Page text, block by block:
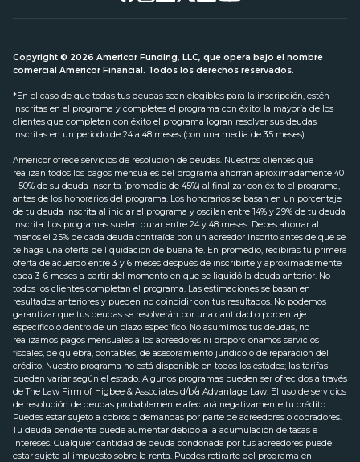
Copyright © 2026 Americor Funding, LLC, que opera bajo el nombre
comercial Americor Financial. Todos los derechos reservados.
*En el caso de que todas tus deudas sean elegibles para la inscripción, estén
inscritas en el programa y completes el programa con éxito: la mayoría de los
clientes que completan con éxito el programa logran resolver sus deudas
inscritas en un periodo de 24 a 48 meses (con una media de 35 meses).
Americor ofrece servicios de resolución de deudas. Nuestros clientes que
realizan todos los pagos mensuales del programa ahorran aproximadamente 40
- 50% de su deuda inscrita (promedio de 45%) al finalizar con éxito el programa,
antes de los honorarios del programa. Los honorarios se basan en un porcentaje
de tu deuda inscrita al iniciar el programa y oscilan entre 14% y 29% de tu deuda
inscrita. Los programas suelen durar entre 24 y 48 meses. Debes ahorrar al
menos el 25% de cada deuda contraída con un acreedor inscrito antes de que se
te haga una oferta de liquidación de buena fe. En promedio, recibirás tu primera
oferta de acuerdo entre 3 y 6 meses después de inscribirte y aproximadamente
cada 3-6 meses a partir del momento en que se liquidó la deuda anterior. No
todos los clientes completan el programa. Las estimaciones se basan en
resultados anteriores y pueden no coincidir con tus resultados. No podemos
garantizar que tus deudas se resolverán por una cantidad o porcentaje
específico o dentro de un plazo específico. No asumimos tus deudas, no
realizamos pagos mensuales a los acreedores ni proporcionamos servicios
fiscales, de quiebra, contables, de asesoramiento jurídico o de reparación del
crédito. Nuestro programa no está disponible en todos los estados; las tarifas
pueden variar según el estado. Algunos programas pueden ser ofrecidos a través
de The Law Firm of Higbee & Associates d/b/a Advantage Law. El uso de servicios
de resolución de deudas probablemente afectará negativamente tu crédito.
Puedes estar sujeto a cobros o demandas por parte de acreedores o cobradores.
Tu deuda pendiente puede aumentar debido a la acumulación de tasas e
intereses. Cualquier cantidad de deuda condonada por tus acreedores puede
estar sujeta al impuesto sobre la renta. Puedes retirarte del programa en